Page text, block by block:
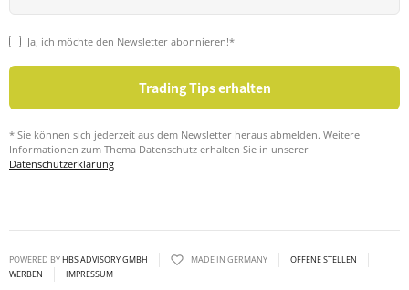
Ja, ich möchte den Newsletter abonnieren!*
* Sie können sich jederzeit aus dem Newsletter heraus abmelden. Weitere
Informationen zum Thema Datenschutz erhalten Sie in unserer
Datenschutzerklärung
POWERED BYHBS ADVISORY GMBH MADE IN GERMANY
OFFENE STELLEN
WERBEN
IMPRESSUM